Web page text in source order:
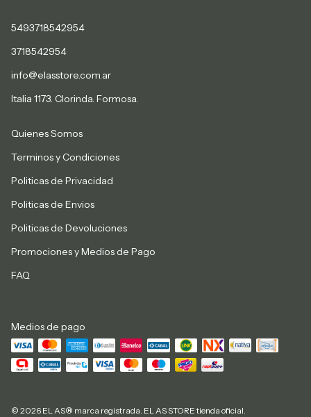
5493718542954
3718542954
info@elasstore.com.ar
Italia 1173. Clorinda. Formosa.
Quienes Somos
Terminos y Condiciones
Politicas de Privacidad
Politicas de Envios
Politicas de Devoluciones
Promociones y Medios de Pago
FAQ
Medios de pago
© 2026 EL AS® marca registrada. EL AS STORE tienda oficial.